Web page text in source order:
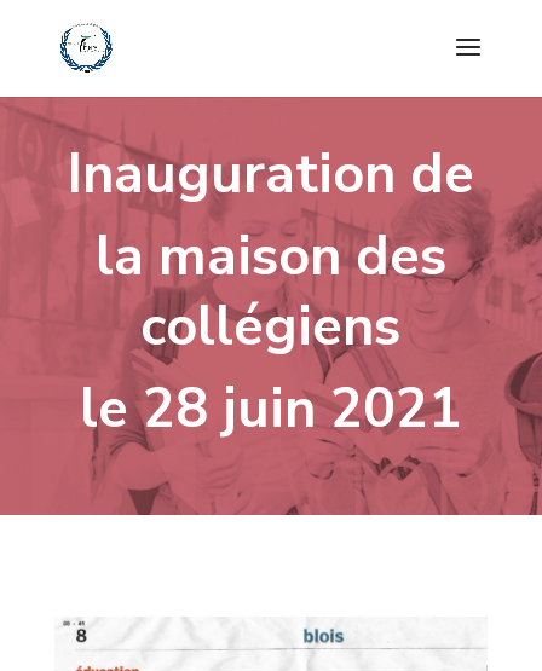
Inauguration de
la maison des
collégiens
le 28 juin 2021